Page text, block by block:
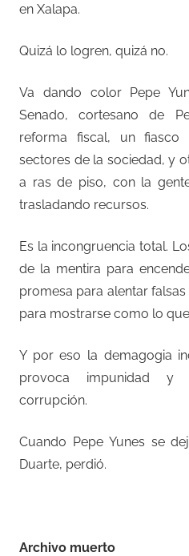
en Xalapa.
Quizá lo logren, quizá no.
Va dando color Pepe
Senado, cortesano de
reforma fiscal, un
sectores de la sociedad, y
a ras de piso, con la
trasladando recursos.
Es la incongruencia total.
de la mentira para
promesa para alentar
para mostrarse como lo
Y por eso la demagogia
provoca impunidad y
corrupción.
Cuando Pepe Yunes se
Duarte, perdió.
Archivo muerto